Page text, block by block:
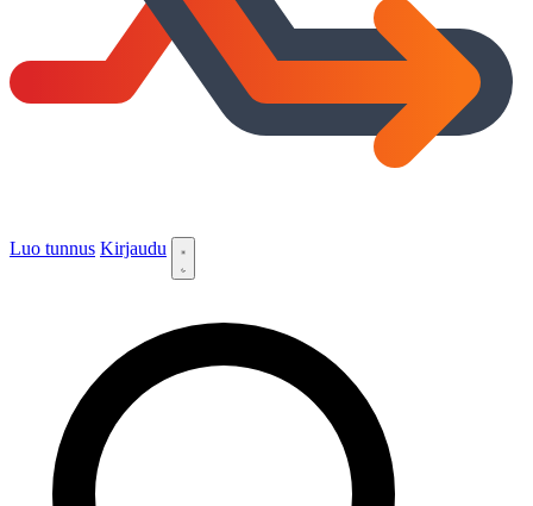
Luo tunnus Kirjaudu